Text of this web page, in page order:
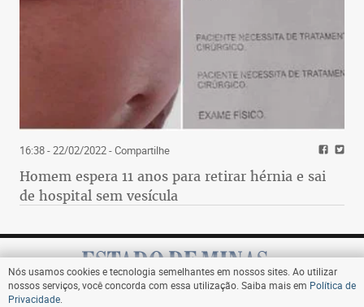
Nós usamos cookies e tecnologia semelhantes em nossos sites. Ao utilizar
nossos serviços, você concorda com essa utilização. Saiba mais em Política de
Privacidade
16:38 - 22/02/2022- Compartilhe
Homem espera 11 anos para retirar hérnia e sai
de hospital sem vesícula